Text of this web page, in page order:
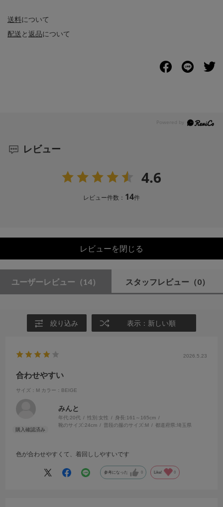
送料について
配送と返品について
レビュー
4.6
レビュー件数： 14件
レビューを閉じる
ユーザーレビュー （14） スタッフレビュー （0）
絞り込み 表示：新しい順
2026.5.23
合わせやすい
サイズ：M カラー：BEIGE
みんと
年代:20代 性別:女性 身長:161～165cm
靴のサイズ:24cm 普段の服のサイズ:M 都道府県:埼玉県
色が合わせやすくて、着回ししやすいです
参考になった 0 Like! 0